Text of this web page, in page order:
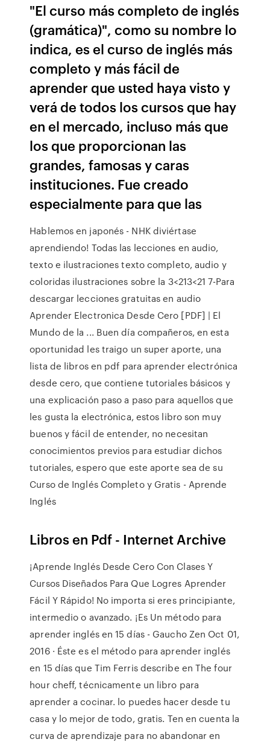
"El curso más completo de inglés
(gramática)", como su nombre lo
indica, es el curso de inglés más
completo y más fácil de
aprender que usted haya visto y
verá de todos los cursos que hay
en el mercado, incluso más que
los que proporcionan las
grandes, famosas y caras
instituciones. Fue creado
especialmente para que las
Hablemos en japonés - NHK diviértase
aprendiendo! Todas las lecciones en audio,
texto e ilustraciones texto completo, audio y
coloridas ilustraciones sobre la 3<213<21 7-Para
descargar lecciones gratuitas en audio
Aprender Electronica Desde Cero [PDF] | El
Mundo de la ... Buen día compañeros, en esta
oportunidad les traigo un super aporte, una
lista de libros en pdf para aprender electrónica
desde cero, que contiene tutoriales básicos y
una explicación paso a paso para aquellos que
les gusta la electrónica, estos libro son muy
buenos y fácil de entender, no necesitan
conocimientos previos para estudiar dichos
tutoriales, espero que este aporte sea de su
Curso de Inglés Completo y Gratis - Aprende
Inglés
Libros en Pdf - Internet Archive
¡Aprende Inglés Desde Cero Con Clases Y
Cursos Diseñados Para Que Logres Aprender
Fácil Y Rápido! No importa si eres principiante,
intermedio o avanzado. ¡Es Un método para
aprender inglés en 15 días - Gaucho Zen Oct 01,
2016 · Éste es el método para aprender inglés
en 15 días que Tim Ferris describe en The four
hour cheff, técnicamente un libro para
aprender a cocinar. lo puedes hacer desde tu
casa y lo mejor de todo, gratis. Ten en cuenta la
curva de aprendizaje para no abandonar en